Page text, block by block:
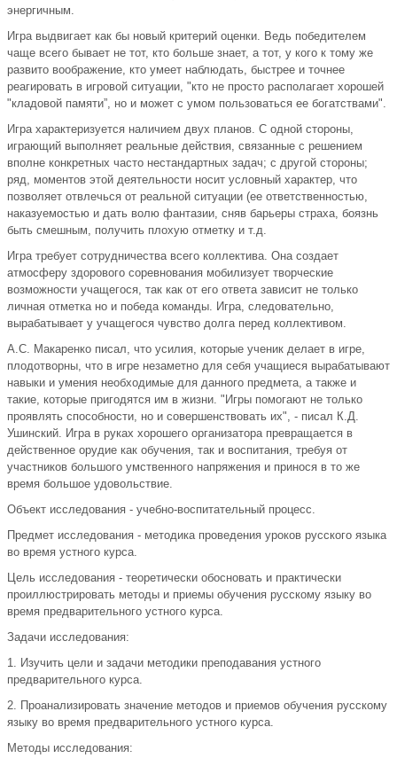
энергичным.
Игра выдвигает как бы новый критерий оценки. Ведь победителем
чаще всего бывает не тот, кто больше знает, а тот, у кого к тому же
развито воображение, кто умеет наблюдать, быстрее и точнее
реагировать в игровой ситуации, "кто не просто располагает хорошей
"кладовой памяти”, но и может с умом пользоваться ее богатствами".
Игра характеризуется наличием двух планов. С одной стороны,
играющий выполняет реальные действия, связанные с решением
вполне конкретных часто нестандартных задач; с другой стороны;
ряд, моментов этой деятельности носит условный характер, что
позволяет отвлечься от реальной ситуации (ее ответственностью,
наказуемостью и дать волю фантазии, сняв барьеры страха, боязнь
быть смешным, получить плохую отметку и т.д.
Игра требует сотрудничества всего коллектива. Она создает
атмосферу здорового соревнования мобилизует творческие
возможности учащегося, так как от его ответа зависит не только
личная отметка но и победа команды. Игра, следовательно,
вырабатывает у учащегося чувство долга перед коллективом.
А.С. Макаренко писал, что усилия, которые ученик делает в игре,
плодотворны, что в игре незаметно для себя учащиеся вырабатывают
навыки и умения необходимые для данного предмета, а также и
такие, которые пригодятся им в жизни. "Игры помогают не только
проявлять способности, но и совершенствовать их", - писал К.Д.
Ушинский. Игра в руках хорошего организатора превращается в
действенное орудие как обучения, так и воспитания, требуя от
участников большого умственного напряжения и принося в то же
время большое удовольствие.
Объект исcледования - учебно-воспитательный процесс.
Предмет исследования - методика проведения уроков русского языка
во время устного курса.
Цель исследования - теоретически обосновать и практически
проиллюстрировать методы и приемы обучения русскому языку во
время предварительного устного курса.
Задачи исследования:
1. Изучить цели и задачи методики преподавания устного
предварительного курса.
2. Проанализировать значение методов и приемов обучения русскому
языку во время предварительного устного курса.
Методы исследования: